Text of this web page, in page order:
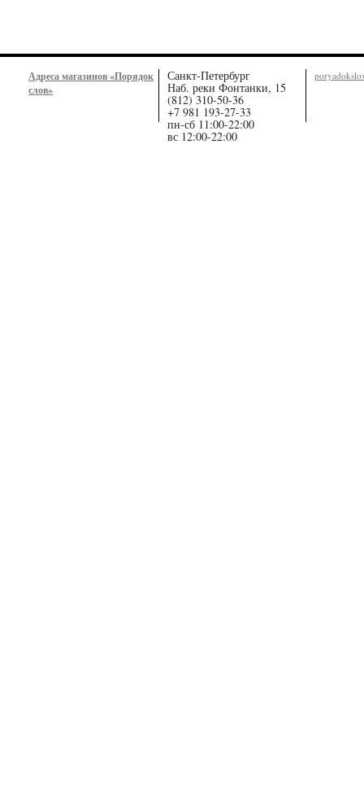
Адреса магазинов «Порядок
слов»
Санкт-Петербург
Наб. реки Фонтанки, 15
(812) 310-50-36
+7 981 193-27-33
пн-сб 11:00-22:00
вс 12:00-22:00